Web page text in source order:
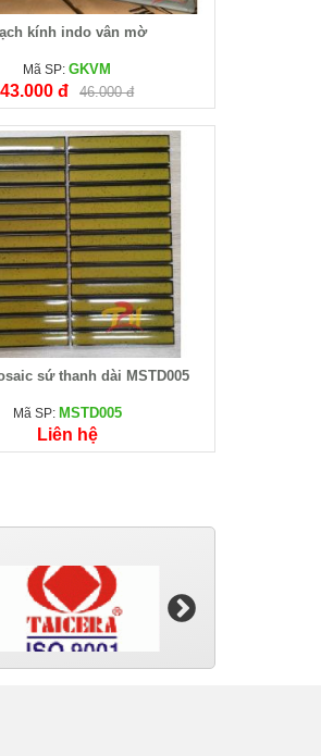
kính indo vân mờ
Mã SP:GKVM
43.000 đ 46.000 đ
sứ thanh dài MSTD005
Mã SP: MSTD005
Liên hệ